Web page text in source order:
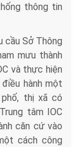
thông tin
cầu Sở Thông
mưu thành
và thực hiện
hành một
thị xã có
tâm IOC
căn cứ vào
cách công